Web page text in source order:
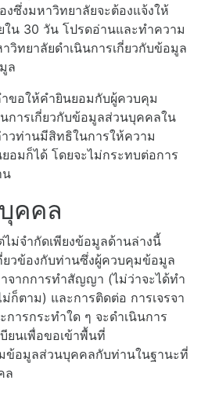
ซึ่งมหาวิทยาลัยจะต้องแจ้งให้
ใน 30 วัน โปรดอ่านและทำความ
วิทยาลัยดำเนินการเกี่ยวกับข้อมูล
ล
ขอให้คำยินยอมกับผู้ควบคุม
การเกี่ยวกับข้อมูลส่วนบุคคลใน
วท่านมีสิทธิในการให้ความ
อมก็ได้ โดยจะไม่กระทบต่อการ
น
คคล
ม่จำกัดเพียงข้อมูลด้านล่างนี้
วข้องกับท่านซึ่งผู้ควบคุมข้อมูล
จากการทำสัญญา (ไม่ว่าจะได้ทำ
ก็ตาม) และการติดต่อ การเจรจา
ารกระทำใด ๆ จะดำเนินการ
ยนเพื่อขอเข้าพื้นที่
ข้อมูลส่วนบุคคลกับท่านในฐานะที่
ล